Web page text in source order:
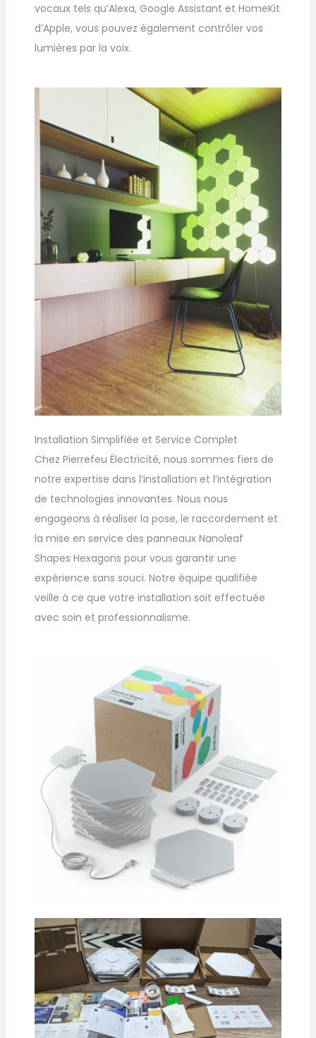
vocaux tels qu’Alexa, Google Assistant et HomeKit
d’Apple, vous pouvez également contrôler vos
lumières par la voix.
Installation Simplifiée et Service Complet
Chez Pierrefeu Électricité, nous sommes fiers de
notre expertise dans l’installation et l’intégration
de technologies innovantes. Nous nous
engageons à réaliser la pose, le raccordement et
la mise en service des panneaux Nanoleaf
Shapes Hexagons pour vous garantir une
expérience sans souci. Notre équipe qualifiée
veille à ce que votre installation soit effectuée
avec soin et professionnalisme.